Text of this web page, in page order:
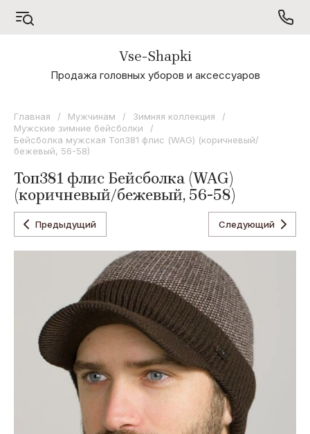
А - Я
Odyssey
Коллекция
Oxygon
Коллекция
Flamenco
Коллекция
Noryalli
Concept
Коллекция
Paola
Belleza
Vse-Shapki
Продажа головных уборов и аксессуаров
Главная / Мужчинам / Зимняя коллекция
/
Мужские зимние бейсболки
/
Бейсболка мужская Топ381 флис (WAG) (коричневый/
бежевый, 56-58)
Топ381 флис Бейсболка (WAG)
(коричневый/бежевый, 56-58)
Предыдущий Следующий